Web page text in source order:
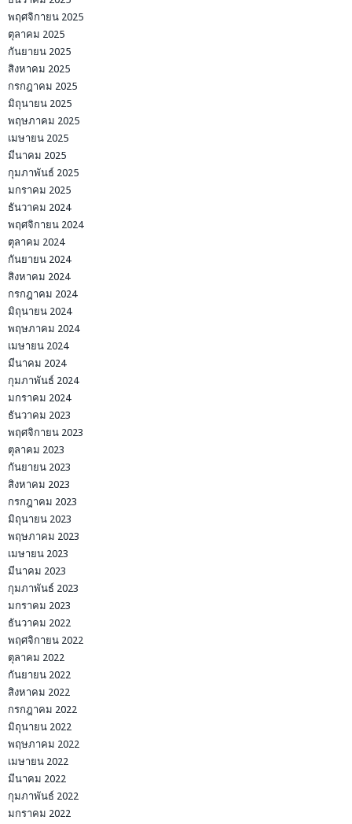
พฤศจิกายน 2025
ตุลาคม 2025
กันยายน 2025
สิงหาคม 2025
กรกฎาคม 2025
มิถุนายน 2025
พฤษภาคม 2025
เมษายน 2025
มีนาคม 2025
กุมภาพันธ์ 2025
มกราคม 2025
ธันวาคม 2024
พฤศจิกายน 2024
ตุลาคม 2024
กันยายน 2024
สิงหาคม 2024
กรกฎาคม 2024
มิถุนายน 2024
พฤษภาคม 2024
เมษายน 2024
มีนาคม 2024
กุมภาพันธ์ 2024
มกราคม 2024
ธันวาคม 2023
พฤศจิกายน 2023
ตุลาคม 2023
กันยายน 2023
สิงหาคม 2023
กรกฎาคม 2023
มิถุนายน 2023
พฤษภาคม 2023
เมษายน 2023
มีนาคม 2023
กุมภาพันธ์ 2023
มกราคม 2023
ธันวาคม 2022
พฤศจิกายน 2022
ตุลาคม 2022
กันยายน 2022
สิงหาคม 2022
กรกฎาคม 2022
มิถุนายน 2022
พฤษภาคม 2022
เมษายน 2022
มีนาคม 2022
กุมภาพันธ์ 2022
มกราคม 2022